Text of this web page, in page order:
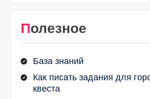
Полезное
База знаний
Как писать задания для
квеста